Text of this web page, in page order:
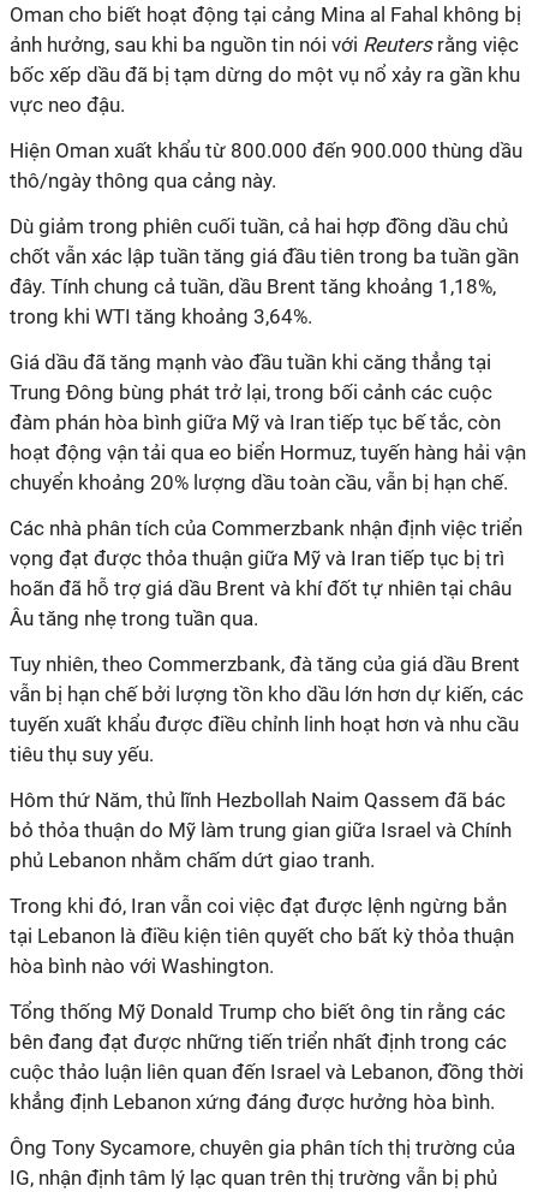
Oman cho biết hoạt động tại cảng Mina al Fahal không bị
ảnh hưởng, sau khi ba nguồn tin nói với Reutersrằng việc
bốc xếp dầu đã bị tạm dừng do một vụ nổ xảy ra gần khu
vực neo đậu.
Hiện Oman xuất khẩu từ 800.000 đến 900.000 thùng dầu
thô/ngày thông qua cảng này.
Dù giảm trong phiên cuối tuần, cả hai hợp đồng dầu chủ
chốt vẫn xác lập tuần tăng giá đầu tiên trong ba tuần gần
đây. Tính chung cả tuần, dầu Brent tăng khoảng 1,18%,
trong khi WTI tăng khoảng 3,64%.
Giá dầu đã tăng mạnh vào đầu tuần khi căng thẳng tại
Trung Đông bùng phát trở lại, trong bối cảnh các cuộc
đàm phán hòa bình giữa Mỹ và Iran tiếp tục bế tắc, còn
hoạt động vận tải qua eo biển Hormuz, tuyến hàng hải vận
chuyển khoảng 20% lượng dầu toàn cầu, vẫn bị hạn chế.
Các nhà phân tích của Commerzbank nhận định việc triển
vọng đạt được thỏa thuận giữa Mỹ và Iran tiếp tục bị trì
hoãn đã hỗ trợ giá dầu Brent và khí đốt tự nhiên tại châu
Âu tăng nhẹ trong tuần qua.
Tuy nhiên, theo Commerzbank, đà tăng của giá dầu Brent
vẫn bị hạn chế bởi lượng tồn kho dầu lớn hơn dự kiến, các
tuyến xuất khẩu được điều chỉnh linh hoạt hơn và nhu cầu
tiêu thụ suy yếu.
Hôm thứ Năm, thủ lĩnh Hezbollah Naim Qassem đã bác
bỏ thỏa thuận do Mỹ làm trung gian giữa Israel và Chính
phủ Lebanon nhằm chấm dứt giao tranh.
Trong khi đó, Iran vẫn coi việc đạt được lệnh ngừng bắn
tại Lebanon là điều kiện tiên quyết cho bất kỳ thỏa thuận
hòa bình nào với Washington.
Tổng thống Mỹ Donald Trump cho biết ông tin rằng các
bên đang đạt được những tiến triển nhất định trong các
cuộc thảo luận liên quan đến Israel và Lebanon, đồng thời
khẳng định Lebanon xứng đáng được hưởng hòa bình.
Ông Tony Sycamore, chuyên gia phân tích thị trường của
IG, nhận định tâm lý lạc quan trên thị trường vẫn bị phủ